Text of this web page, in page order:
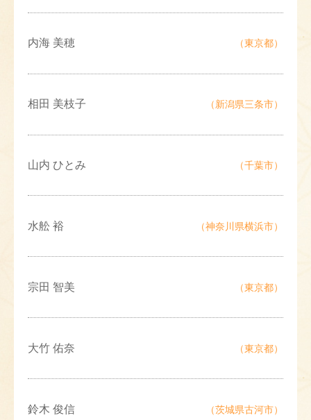
内海 美穂 （東京都）
相田 美枝子 （新潟県三条市）
山内 ひとみ （千葉市）
水舩 裕 （神奈川県横浜市）
宗田 智美 （東京都）
大竹 佑奈 （東京都）
鈴木 俊信 （茨城県古河市）